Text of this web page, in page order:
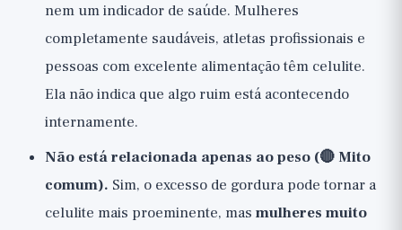
nem um indicador de saúde. Mulheres
completamente saudáveis, atletas profissionais e
pessoas com excelente alimentação têm celulite.
Ela não indica que algo ruim está acontecendo
internamente.
Não está relacionada apenas ao peso (🔴 Mito
comum). Sim, o excesso de gordura pode tornar a
celulite mais proeminente, mas mulheres muito